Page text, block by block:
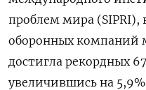
проблем мира (SIPRI),
оборонных компаний
достигла рекордных
увеличившись на